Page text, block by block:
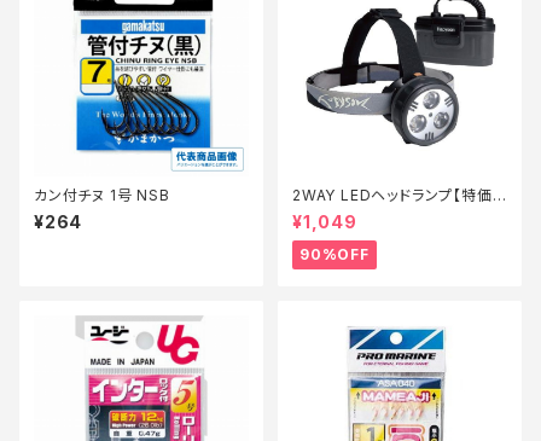
カン付チヌ 1号 NSB
¥264
2WAY LEDヘッドランプ【特価
装備】【90】
¥1,049
90%OFF